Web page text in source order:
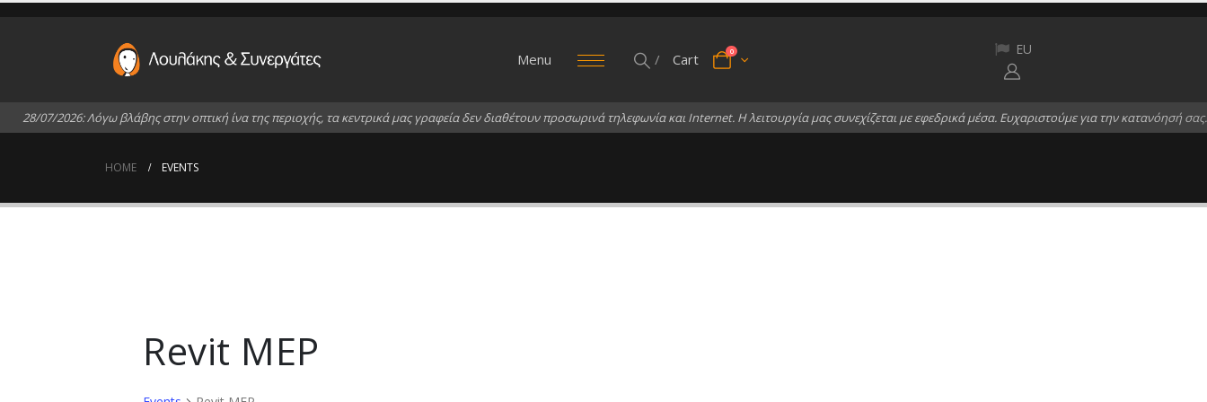
Menu / Cart 0 EU
28/07/2026:Λόγω βλάβης στην οπτική ίνα της περιοχής, τα κεντρικά μας γραφεία δεν διαθέτουν προσωρινά τηλεφωνία και Internet. Ηλειτουργία μας συνεχίζεται με εφεδρικά μέσα. Ευχαριστούμε για την κατανόησή σας.
HOME EVENTS
Revit MEP